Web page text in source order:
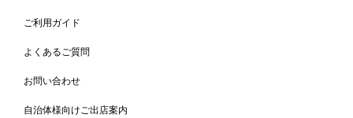
ご利用ガイド
よくあるご質問
お問い合わせ
自治体様向けご出店案内